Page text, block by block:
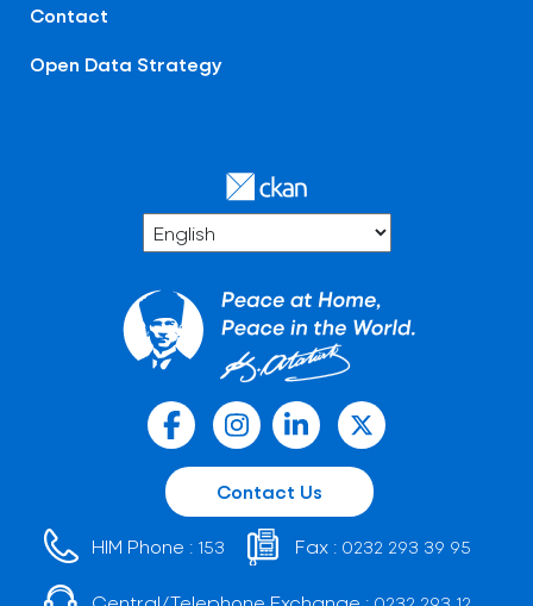
Contact
Open Data Strategy
Contact Us
HIM Phone : 153 Fax : 0232 293 39 95